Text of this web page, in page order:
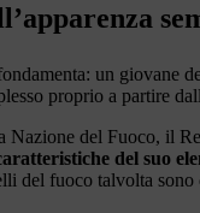
un giovane
proprio a partire
Nazione del Fuoco, il
del suo
del fuoco talvolta